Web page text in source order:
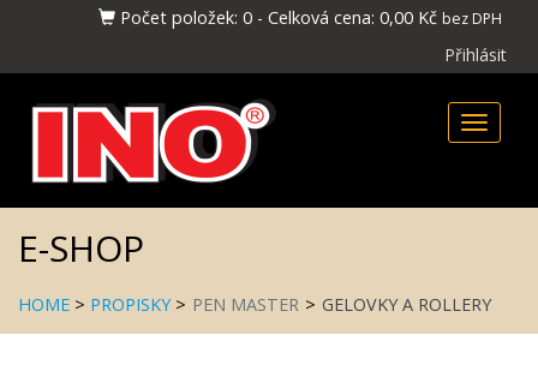
Počet položek: 0 - Celková cena: 0,00 Kč bez DPH
Přihlásit
Toggle
E-SHOP
HOME > PROPISKY> PEN MASTER > GELOVKY A ROLLERY